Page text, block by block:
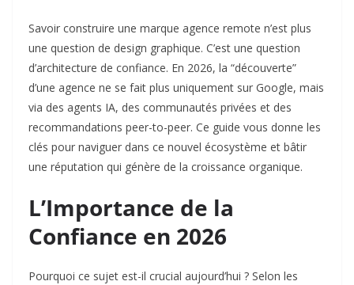
Savoir construire une marque agence remote n’est plus
une question de design graphique. C’est une question
d’architecture de confiance. En 2026, la “découverte”
d’une agence ne se fait plus uniquement sur Google, mais
via des agents IA, des communautés privées et des
recommandations peer-to-peer. Ce guide vous donne les
clés pour naviguer dans ce nouvel écosystème et bâtir
une réputation qui génère de la croissance organique.
L’Importance de la
Confiance en 2026
Pourquoi ce sujet est-il crucial aujourd’hui ? Selon les